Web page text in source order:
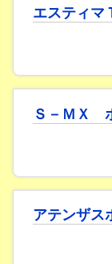
エスティ
Ｓ－ＭＸ
アテンザ